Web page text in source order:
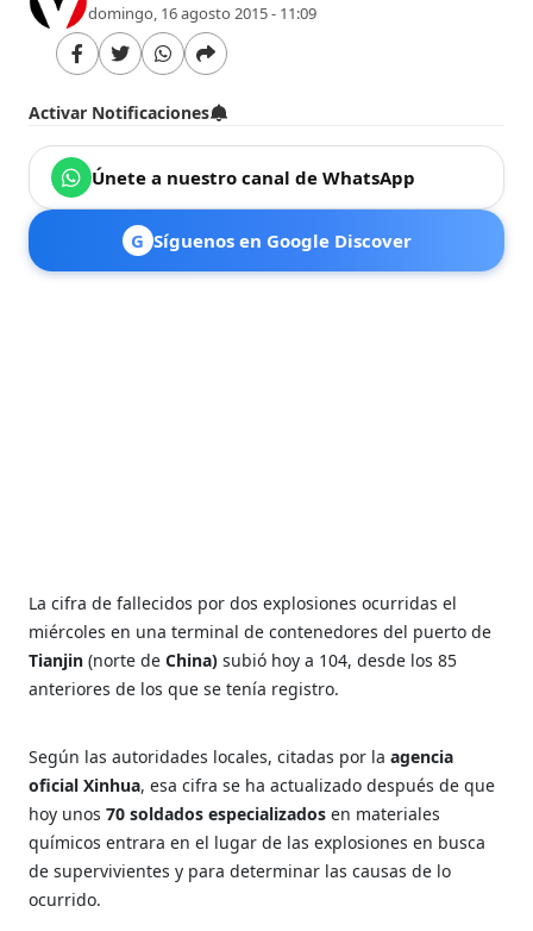
domingo, 16 agosto 2015 - 11:09
Activar Notificaciones
Únete a nuestro canal de WhatsApp
G Síguenos en Google Discover
La cifra de fallecidos por dos explosiones ocurridas el
miércoles en una terminal de contenedores del puerto de
Tianjin(norte deChina) subió hoy a 104, desde los 85
anteriores de los que se tenía registro.
Según las autoridades locales, citadas por laagencia
oficial Xinhua, esa cifra se ha actualizado después de que
hoy unos 70 soldados especializados en materiales
químicos entrara en el lugar de las explosiones en busca
de supervivientes y para determinar las causas de lo
ocurrido.